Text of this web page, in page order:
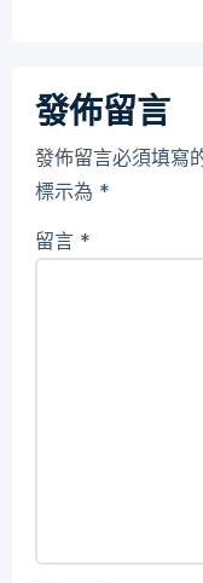
發佈留言
發佈留言必須填寫
標示為 *
留言 *